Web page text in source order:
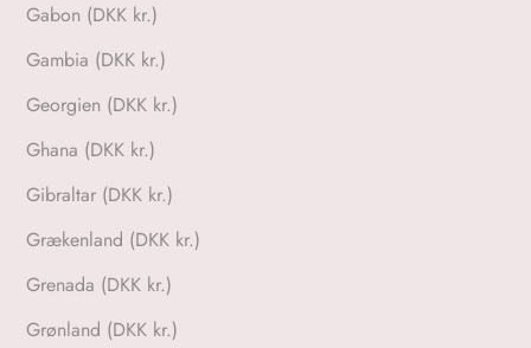
Gabon (DKK kr.)
Gambia (DKK kr.)
Georgien (DKK kr.)
Ghana (DKK kr.)
Gibraltar (DKK kr.)
Grækenland (DKK kr.)
Grenada (DKK kr.)
Grønland (DKK kr.)